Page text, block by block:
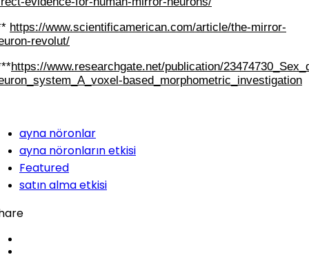
https://www.scientificamerican.com/article/the-mirror-
revolut/
https://www.researchgate.net/publication/
based_morphometric_investigation
ayna nöronlar
ayna nöronların etkisi
Featured
satın alma etkisi